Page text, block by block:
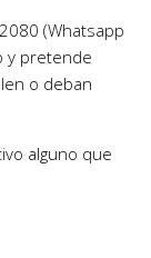
(Whatsapp
y pretende
o deban
alguno que